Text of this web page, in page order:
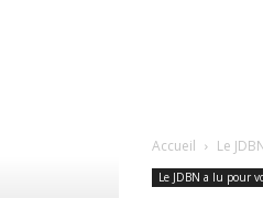
Accueil Le
Le JDBN a lu pour